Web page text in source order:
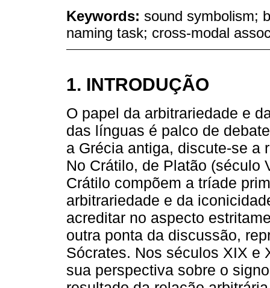
Keywords: sound symbolism;
naming task; cross-modal
1. INTRODUÇÃO
O papel da arbitrariedade e
das línguas é palco de
a Grécia antiga, discute-se a
No Crátilo, de Platão (século
Crátilo compõem a tríade
arbitrariedade e da
acreditar no aspecto
outra ponta da discussão,
Sócrates. Nos séculos XIX e
sua perspectiva sobre o